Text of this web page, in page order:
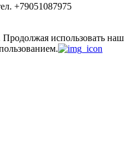
+79051087975
Продолжая использовать наш